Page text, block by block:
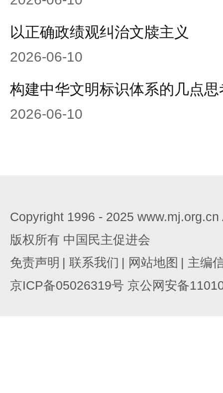
以正确政绩观纠治文牍主义
2026-06-10
构建中华文明标识体系的几点思
2026-06-10
Copyright 1996 - 2025
版权所有 中国民主促进会
免责声明 | 联系我们 | 网站地图 | 主编
京ICP备05026319号 京公网安备